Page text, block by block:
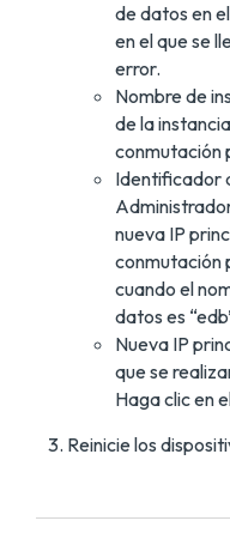
de datos en
en el que se
error.
Nombre de
de la
conmutación
Identificador
nueva IP
conmutación
cuando el
datos es
Nueva IP
que se
Haga clic en
Reinicie los